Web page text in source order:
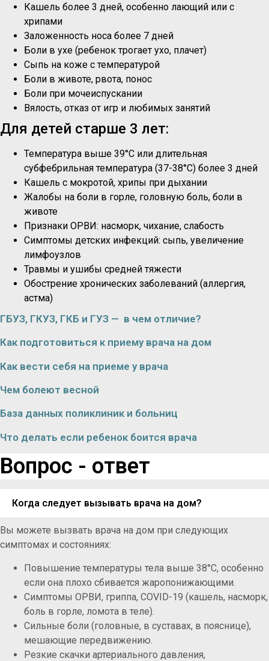
Кашель более 3 дней, особенно лающий или с
хрипами
Заложенность носа более 7 дней
Боли в ухе (ребенок трогает ухо, плачет)
Сыпь на коже с температурой
Боли в животе, рвота, понос
Боли при мочеиспускании
Вялость, отказ от игр и любимых занятий
Для детей старше 3 лет:
Температура выше 39°C или длительная
субфебрильная температура (37-38°C) более 3 дней
Кашель с мокротой, хрипы при дыхании
Жалобы на боли в горле, головную боль, боли в
животе
Признаки ОРВИ: насморк, чихание, слабость
Симптомы детских инфекций: сыпь, увеличение
лимфоузлов
Травмы и ушибы средней тяжести
Обострение хронических заболеваний (аллергия,
астма)
ГБУЗ, ГКУЗ, ГКБ и ГУЗ — в чем отличие?
Как подготовиться к приему врача на дом
Как вести себя на приеме у врача
Чем болеют весной
База данных поликлиник и больниц
Что делать если ребенок боится врача
Вопрос - ответ
Когда следует вызывать врача на дом?
Вы можете вызвать врача на дом при следующих
симптомах и состояниях:
Повышение температуры тела выше 38°C, особенно
если она плохо сбивается жаропонижающими.
Симптомы ОРВИ, гриппа, COVID-19 (кашель, насморк,
боль в горле, ломота в теле).
Сильные боли (головные, в суставах, в пояснице),
мешающие передвижению.
Резкие скачки артериального давления,